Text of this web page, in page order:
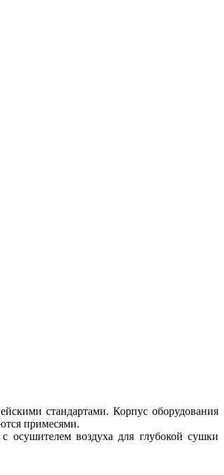
стандартами. Корпус оборудования
примесями.
осушителем воздуха для глубокой сушки